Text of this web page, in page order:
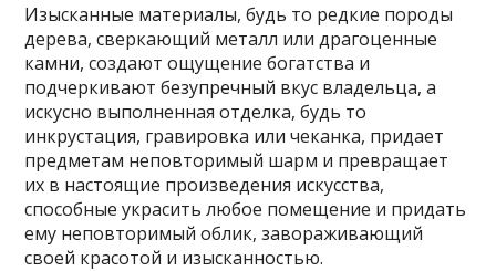
Изысканные материалы, будь то редкие породы
дерева, сверкающий металл или драгоценные
камни, создают ощущение богатства и
подчеркивают безупречный вкус владельца, а
искусно выполненная отделка, будь то
инкрустация, гравировка или чеканка, придает
предметам неповторимый шарм и превращает
их в настоящие произведения искусства,
способные украсить любое помещение и придать
ему неповторимый облик, завораживающий
своей красотой и изысканностью.